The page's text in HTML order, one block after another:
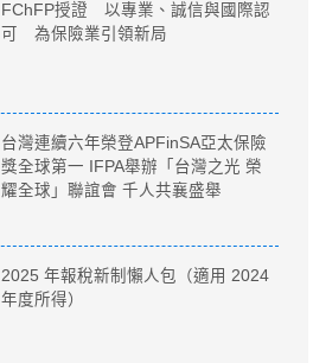
FChFP授證 以專業、誠信與國際認
可 為保險業引領新局
台灣連續六年榮登APFinSA亞太保險
獎全球第一 IFPA舉辦「台灣之光 榮
耀全球」聯誼會 千人共襄盛舉
2025 年報稅新制懶人包（適用 2024
年度所得）